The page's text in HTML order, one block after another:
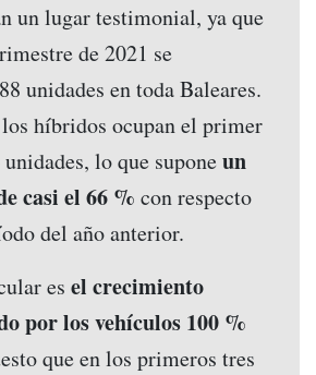
un lugar testimonial, ya que
de 2021 se
unidades en toda Baleares.
híbridos ocupan el primer
lo que suponeun
casi el 66 % con respecto
del año anterior.
es el crecimiento
por los vehículos 100 %
que en los primeros tres